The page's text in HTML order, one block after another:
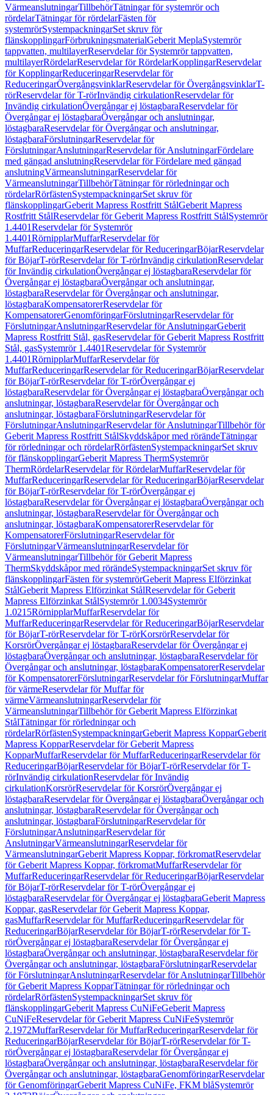
VärmeanslutningarTillbehörTätningar för systemrör och
rördelarTätningar för rördelarFästen för
systemrörSystempackningarSet skruv för
flänskopplingarFörbrukningsmaterialGeberit MeplaSystemrör
tappvatten, multilayerReservdelar för Systemrör tappvatten,
multilayerRördelarReservdelar för RördelarKopplingarReservdelar
för KopplingarReduceringarReservdelar för
ReduceringarÖvergångsvinklarReservdelar för ÖvergångsvinklarT-
rörReservdelar för T-rörInvändig cirkulationReservdelar för
Invändig cirkulationÖvergångar ej löstagbaraReservdelar för
Övergångar ej löstagbaraÖvergångar och anslutningar,
löstagbaraReservdelar för Övergångar och anslutningar,
löstagbaraFörslutningarReservdelar för
FörslutningarAnslutningarReservdelar för AnslutningarFördelare
med gängad anslutningReservdelar för Fördelare med gängad
anslutningVärmeanslutningarReservdelar för
VärmeanslutningarTillbehörTätningar för rörledningar och
rördelarRörfästenSystempackningarSet skruv för
flänskopplingarGeberit Mapress Rostfritt StålGeberit Mapress
Rostfritt StålReservdelar för Geberit Mapress Rostfritt StålSystemrör
1.4401Reservdelar för Systemrör
1.4401RörnipplarMuffarReservdelar för
MuffarReduceringarReservdelar för ReduceringarBöjarReservdelar
för BöjarT-rörReservdelar för T-rörInvändig cirkulationReservdelar
för Invändig cirkulationÖvergångar ej löstagbaraReservdelar för
Övergångar ej löstagbaraÖvergångar och anslutningar,
löstagbaraReservdelar för Övergångar och anslutningar,
löstagbaraKompensatorerReservdelar för
KompensatorerGenomföringarFörslutningarReservdelar för
FörslutningarAnslutningarReservdelar för AnslutningarGeberit
Mapress Rostfritt Stål, gasReservdelar för Geberit Mapress Rostfritt
Stål, gasSystemrör 1.4401Reservdelar för Systemrör
1.4401RörnipplarMuffarReservdelar för
MuffarReduceringarReservdelar för ReduceringarBöjarReservdelar
för BöjarT-rörReservdelar för T-rörÖvergångar ej
löstagbaraReservdelar för Övergångar ej löstagbaraÖvergångar och
anslutningar, löstagbaraReservdelar för Övergångar och
anslutningar, löstagbaraFörslutningarReservdelar för
FörslutningarAnslutningarReservdelar för AnslutningarTillbehör för
Geberit Mapress Rostfritt StålSkyddskåpor med rörändeTätningar
för rörledningar och rördelarRörfästenSystempackningarSet skruv
för flänskopplingarGeberit Mapress ThermSystemrör
ThermRördelarReservdelar för RördelarMuffarReservdelar för
MuffarReduceringarReservdelar för ReduceringarBöjarReservdelar
för BöjarT-rörReservdelar för T-rörÖvergångar ej
löstagbaraReservdelar för Övergångar ej löstagbaraÖvergångar och
anslutningar, löstagbaraReservdelar för Övergångar och
anslutningar, löstagbaraKompensatorerReservdelar för
KompensatorerFörslutningarReservdelar för
FörslutningarVärmeanslutningarReservdelar för
VärmeanslutningarTillbehör för Geberit Mapress
ThermSkyddskåpor med rörändeSystempackningarSet skruv för
flänskopplingarFästen för systemrörGeberit Mapress Elförzinkat
StålGeberit Mapress Elförzinkat StålReservdelar för Geberit
Mapress Elförzinkat StålSystemrör 1.0034Systemrör
1.0215RörnipplarMuffarReservdelar för
MuffarReduceringarReservdelar för ReduceringarBöjarReservdelar
för BöjarT-rörReservdelar för T-rörKorsrörReservdelar för
KorsrörÖvergångar ej löstagbaraReservdelar för Övergångar ej
löstagbaraÖvergångar och anslutningar, löstagbaraReservdelar för
Övergångar och anslutningar, löstagbaraKompensatorerReservdelar
för KompensatorerFörslutningarReservdelar för FörslutningarMuffar
för värmeReservdelar för Muffar för
värmeVärmeanslutningarReservdelar för
VärmeanslutningarTillbehör för Geberit Mapress Elförzinkat
StålTätningar för rörledningar och
rördelarRörfästenSystempackningarGeberit Mapress KopparGeberit
Mapress KopparReservdelar för Geberit Mapress
KopparMuffarReservdelar för MuffarReduceringarReservdelar för
ReduceringarBöjarReservdelar för BöjarT-rörReservdelar för T-
rörInvändig cirkulationReservdelar för Invändig
cirkulationKorsrörReservdelar för KorsrörÖvergångar ej
löstagbaraReservdelar för Övergångar ej löstagbaraÖvergångar och
anslutningar, löstagbaraReservdelar för Övergångar och
anslutningar, löstagbaraFörslutningarReservdelar för
FörslutningarAnslutningarReservdelar för
AnslutningarVärmeanslutningarReservdelar för
VärmeanslutningarGeberit Mapress Koppar, förkromatReservdelar
för Geberit Mapress Koppar, förkromatMuffarReservdelar för
MuffarReduceringarReservdelar för ReduceringarBöjarReservdelar
för BöjarT-rörReservdelar för T-rörÖvergångar ej
löstagbaraReservdelar för Övergångar ej löstagbaraGeberit Mapress
Koppar, gasReservdelar för Geberit Mapress Koppar,
gasMuffarReservdelar för MuffarReduceringarReservdelar för
ReduceringarBöjarReservdelar för BöjarT-rörReservdelar för T-
rörÖvergångar ej löstagbaraReservdelar för Övergångar ej
löstagbaraÖvergångar och anslutningar, löstagbaraReservdelar för
Övergångar och anslutningar, löstagbaraFörslutningarReservdelar
för FörslutningarAnslutningarReservdelar för AnslutningarTillbehör
för Geberit Mapress KopparTätningar för rörledningar och
rördelarRörfästenSystempackningarSet skruv för
flänskopplingarGeberit Mapress CuNiFeGeberit Mapress
CuNiFeReservdelar för Geberit Mapress CuNiFeSystemrör
2.1972MuffarReservdelar för MuffarReduceringarReservdelar för
ReduceringarBöjarReservdelar för BöjarT-rörReservdelar för T-
rörÖvergångar ej löstagbaraReservdelar för Övergångar ej
löstagbaraÖvergångar och anslutningar, löstagbaraReservdelar för
Övergångar och anslutningar, löstagbaraGenomföringarReservdelar
för GenomföringarGeberit Mapress CuNiFe, FKM blåSystemrör